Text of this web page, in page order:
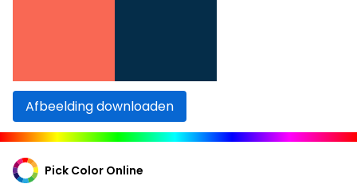
Afbeelding downloaden
Pick Color Online